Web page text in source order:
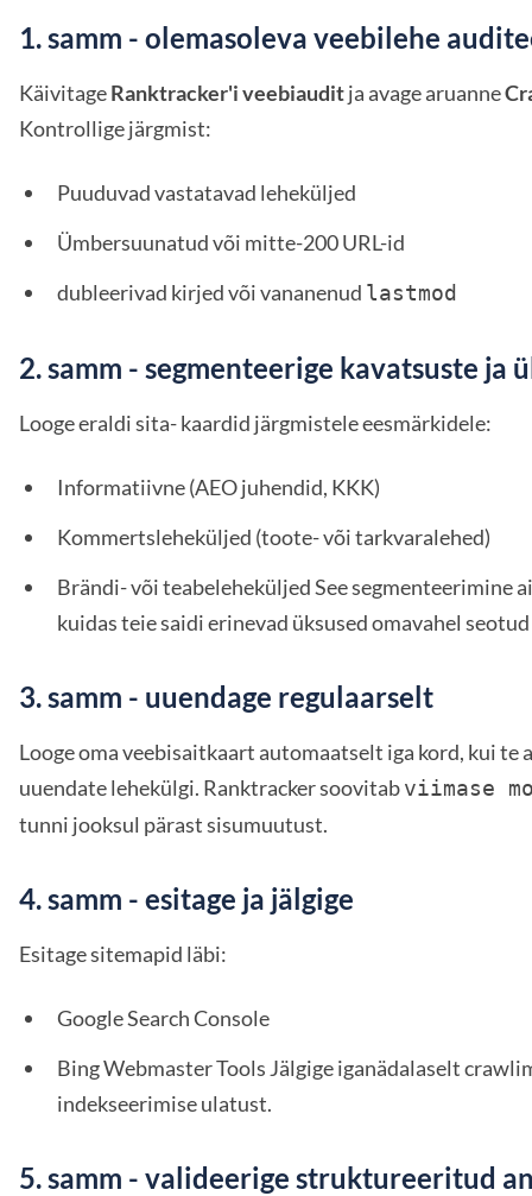
1. samm - olemasoleva veebilehe
KäivitageRanktracker'i veebiauditja avage aruanne
Kontrollige järgmist:
Puuduvad vastatavad leheküljed
Ümbersuunatud või mitte-200 URL-id
dubleerivad kirjed või vananenud lastmod
2. samm - segmenteerige kavatsuste ja
Looge eraldi sita- kaardid järgmistele eesmärkidele:
Informatiivne (AEO juhendid, KKK)
Kommertsleheküljed (toote- või tarkvaralehed)
Brändi- või teabeleheküljed See segmenteerimine
kuidas teie saidi erinevad üksused omavahel
3. samm - uuendage regulaarselt
Looge oma veebisaitkaart automaatselt iga kord, kui te
uuendate lehekülgi. Ranktracker soovitabviimase
tunni jooksul pärast sisumuutust.
4. samm - esitage ja jälgige
Esitage sitemapid läbi:
Google Search Console
Bing Webmaster Tools Jälgige iganädalaselt
indekseerimise ulatust.
5. samm - valideerige struktureeritud